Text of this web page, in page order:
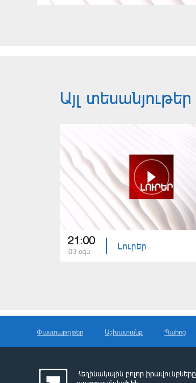
Այլ տեսանյութեր
21:00
03 օգս Լուրեր
Փաստաթղթեր Աշխատանք Պահոց
Հեղինակային բոլոր իրավունքները